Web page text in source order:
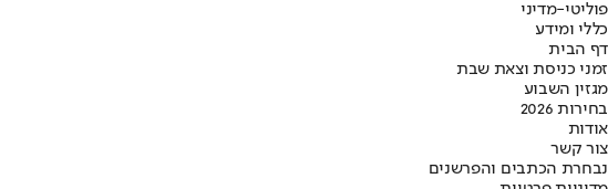
פוליטי-מדיני
כללי ומידע
דף הבית
זמני כניסת וצאת שבת
מגזין השבוע
בחירות 2026
אודות
צור קשר
נבחרת הכתבים והפרשנים